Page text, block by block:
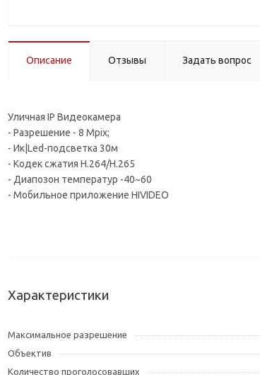
Описание Отзывы Задать вопрос
Уличная IP Видеокамера
- Разрешение - 8 Mpix;
- Ик|Led-подсветка 30м
- Кодек сжатия H.264/H.265
- Диапозон температур -40~60
- Мобильное приложение HIVIDEO
Характеристики
Максимальное разрешение
Объектив
Количество проголосовавших